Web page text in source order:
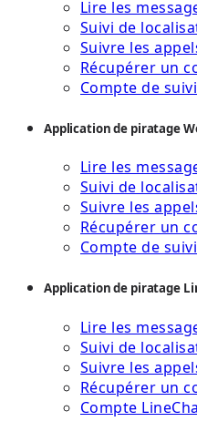
Lire les
Suivi de
Suivre les
Récupérer un
Compte de
Application de piratage
Lire les
Suivi de
Suivre les
Récupérer un
Compte de
Application de piratage
Lire les
Suivi de
Suivre les
Récupérer un
Compte